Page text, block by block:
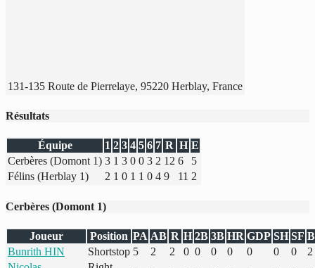
131-135 Route de Pierrelaye, 95220 Herblay, France
Résultats
Équipe 1 2 3 4 5 6 7 R H E
Cerbères (Domont 1) 3 1 3 0 0 3 2 12 6
5
Félins (Herblay 1)
2 1 0 1 1 0 4 9 11 2
Cerbères (Domont 1)
Joueur Position PA AB R H 2B 3B HR GDP SH SF
Bunrith HIN
Shortstop 5 2 2 0 0 0 0 0 0 0
2